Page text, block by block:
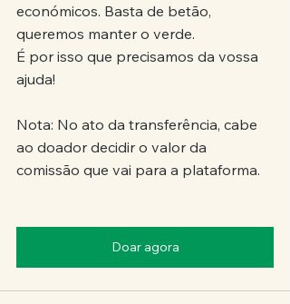
económicos. Basta de betão,
queremos manter o verde.
É por isso que precisamos da vossa
ajuda!
Nota: No ato da transferência, cabe
ao doador decidir o valor da
comissão que vai para a plataforma.
Doar agora